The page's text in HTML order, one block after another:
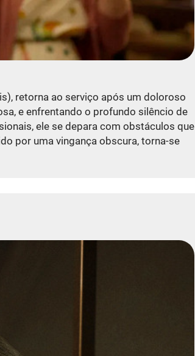
retorna ao serviço após um doloroso
e enfrentando o profundo silêncio de
ele se depara com obstáculos que
por uma vingança obscura, torna-se